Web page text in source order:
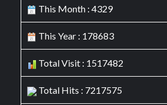
This Month : 4329
This Year : 178683
Total Visit : 1517482
Total Hits : 7217575